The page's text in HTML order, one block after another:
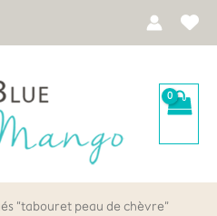
“tabouret peau de chèvre”